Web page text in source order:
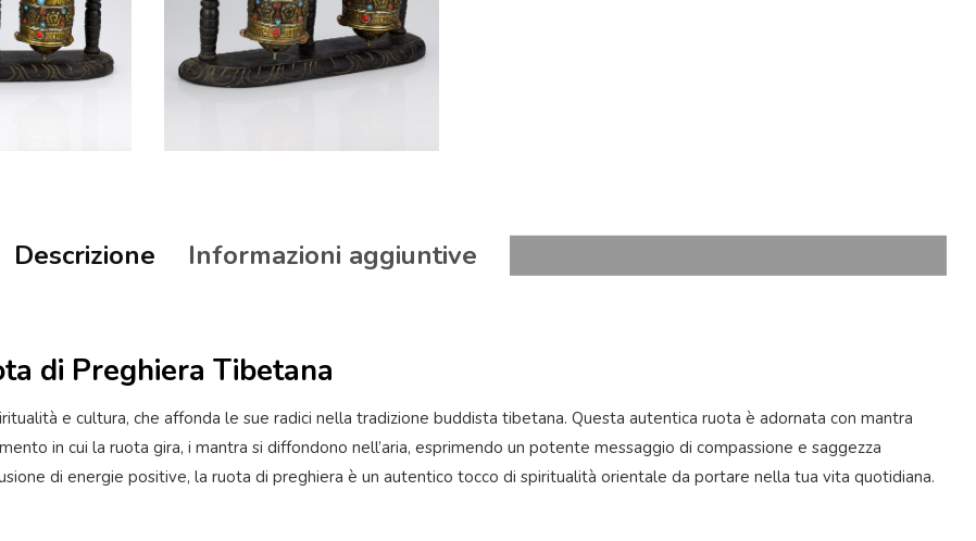
Descrizione Informazioni aggiuntive
di Preghiera Tibetana
e cultura, che affonda le sue radici nella tradizione buddista tibetana. Questa autentica ruota è adornata con mantra
in cui la ruota gira, i mantra si diffondono nell’aria, esprimendo un potente messaggio di compassione e saggezza
di energie positive, la ruota di preghiera è un autentico tocco di spiritualità orientale da portare nella tua vita quotidiana.